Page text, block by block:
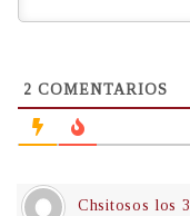
2 COMENTARIOS
Chsitosos los 3